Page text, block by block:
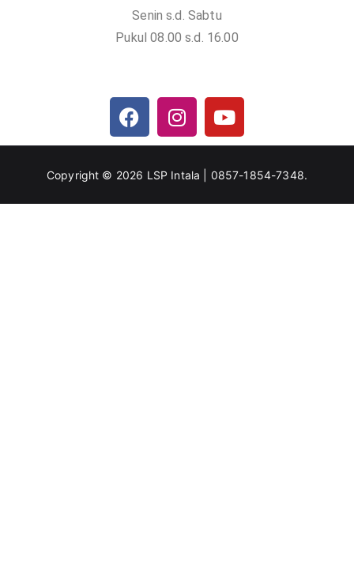
Senin s.d. Sabtu
Pukul 08.00 s.d. 16.00
Copyright © 2026 LSP Intala | 0857-1854-7348.